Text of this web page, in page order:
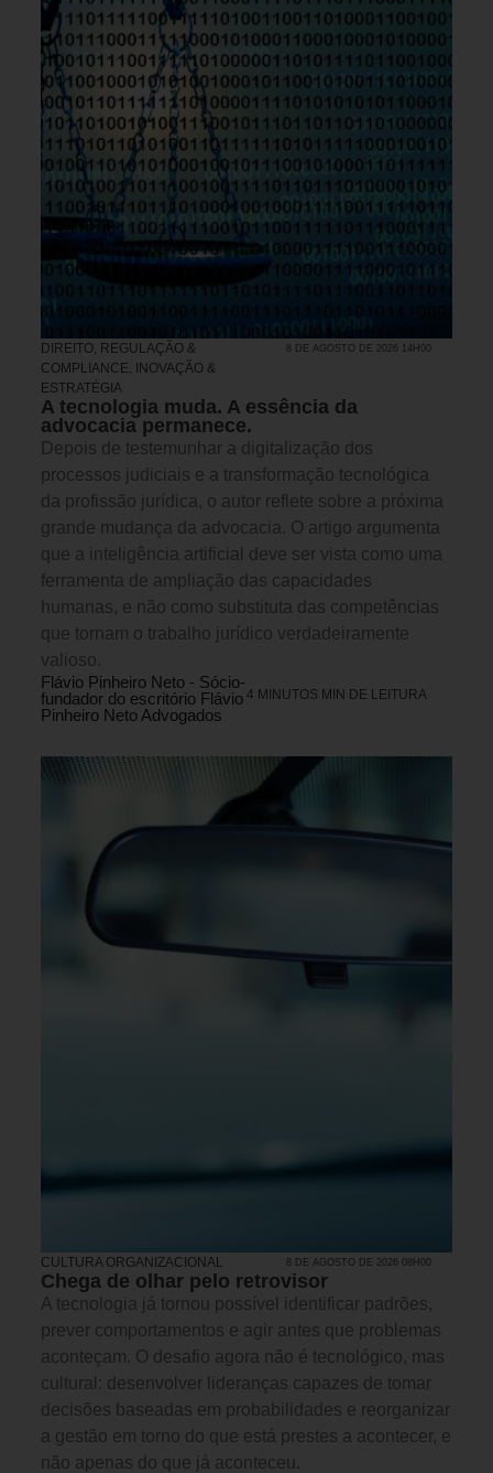
DIREITO, REGULAÇÃO &
COMPLIANCE INOVAÇÃO &
ESTRATÉGIA
8 DE AGOSTO DE 2026 14H00
A tecnologia muda. A essência da
advocacia permanece.
Depois de testemunhar a digitalização dos
processos judiciais e a transformação tecnológica
da profissão jurídica, o autor reflete sobre a próxima
grande mudança da advocacia. O artigo argumenta
que a inteligência artificial deve ser vista como uma
ferramenta de ampliação das capacidades
humanas, e não como substituta das competências
que tornam o trabalho jurídico verdadeiramente
valioso.
Flávio Pinheiro Neto - Sócio-
fundador do escritório Flávio
Pinheiro Neto Advogados
4 MINUTOS MIN DE LEITURA
CULTURA ORGANIZACIONAL 8 DE AGOSTO DE 2026 08H00
Chega de olhar pelo retrovisor
A tecnologia já tornou possível identificar padrões,
prever comportamentos e agir antes que problemas
aconteçam. O desafio agora não é tecnológico, mas
cultural: desenvolver lideranças capazes de tomar
decisões baseadas em probabilidades e reorganizar
a gestão em torno do que está prestes a acontecer, e
não apenas do que já aconteceu.